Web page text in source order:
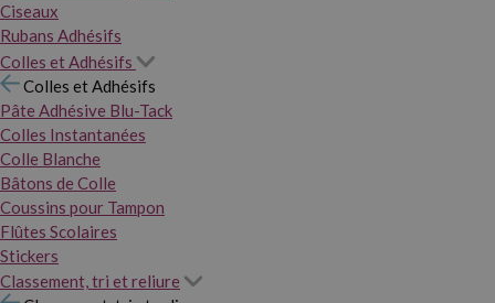
Ciseaux
Rubans Adhésifs
Colles et Adhésifs
Colles et Adhésifs
Pâte Adhésive Blu-Tack
Colles Instantanées
Colle Blanche
Bâtons de Colle
Coussins pour Tampon
Flûtes Scolaires
Stickers
Classement, tri et reliure